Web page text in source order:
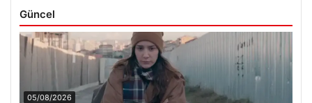
Güncel
05/08/2026